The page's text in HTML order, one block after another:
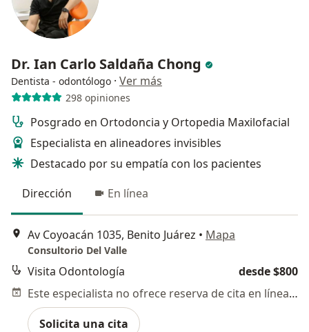
Dr. Ian Carlo Saldaña Chong
Dentista - odontólogo · Ver más
298 opiniones
Posgrado en Ortodoncia y Ortopedia Maxilofacial
Especialista en alineadores invisibles
⁠Destacado por su empatía con los pacientes
Dirección
En línea
Av Coyoacán 1035, Benito Juárez • Mapa
Consultorio Del Valle
Visita Odontología
desde $800
Este especialista no ofrece reserva de cita en línea en esta dirección.
Solicita una cita